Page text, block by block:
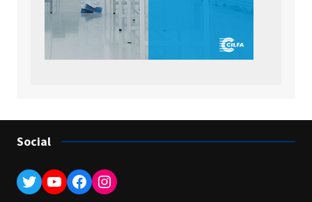
Social
Twitter
YouTube
Facebook
Instagram